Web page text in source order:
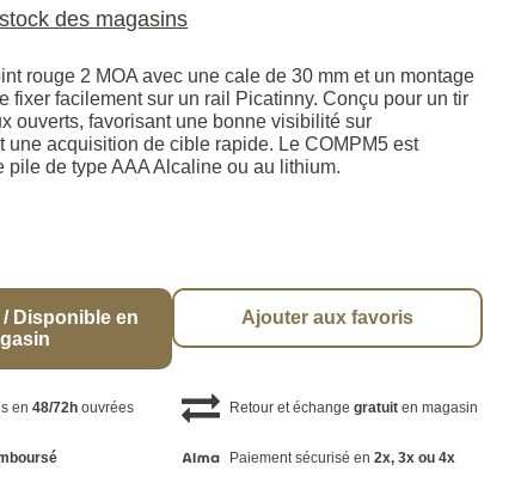
des magasins
rouge 2 MOA avec une cale de 30 mm et un montage
fixer facilement sur un rail Picatinny. Conçu pour un tir
ouverts, favorisant une bonne visibilité sur
une acquisition de cible rapide. Le COMPM5 est
pile de type AAA Alcaline ou au lithium.
Disponible en
Ajouter aux favoris
en48/72h ouvrées Retour et échange gratuiten magasin
Paiement sécurisé en 2x, 3x ou 4x